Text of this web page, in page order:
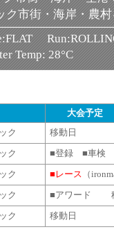
市街・海岸・農村
Temp: 28°C
市
ク 移動日
ク ■登録 ■車
ク ■レース （
ク ■アワード
ク 移動日